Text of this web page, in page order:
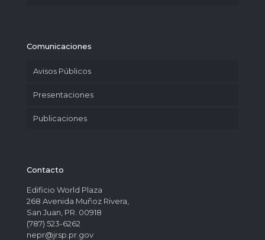
Comunicaciones
Avisos Públicos
Presentaciones
Publicaciones
Contacto
Edificio World Plaza
268 Avenida Muñoz Rivera,
San Juan, PR. 00918
(787) 523-6262
nepr@jrsp.pr.gov